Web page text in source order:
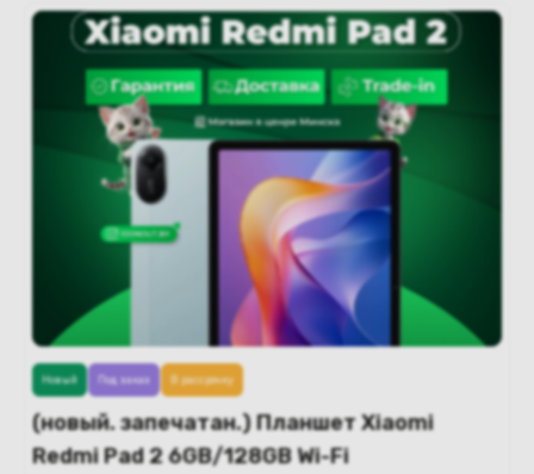
(новый. запечатан.) Планшет Xiaomi
Redmi Pad 2 6GB/128GB Wi-Fi
Новый Под заказ В рассрочку